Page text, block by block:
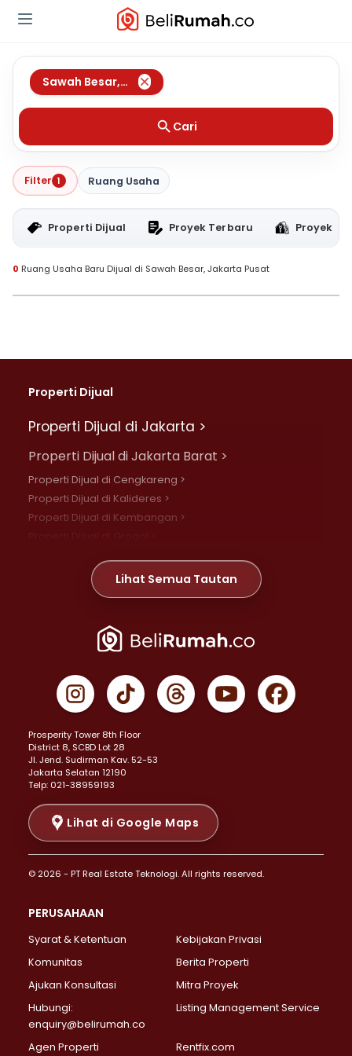
Sawah Besar, Jakarta Pusat
Cari
Filter 1 Ruang Usaha
Properti Dijual Proyek Terbaru Proyek
0 Ruang Usaha Baru Dijual di Sawah Besar, Jakarta Pusat
Properti Dijual
Properti Dijual di Jakarta >
Properti Dijual di Jakarta Barat >
Properti Dijual di Cengkareng >
Properti Dijual di Kalideres >
Properti Dijual di Kembangan >
Properti Dijual di Meruya >
Properti Dijual di Jelambar >
Properti Dijual di Jakarta Pusat >
Properti Dijual di Gambir >
Properti Dijual di Johar Baru >
Properti Dijual di Menteng >
Properti Dijual di Senen >
Properti Dijual di Tanah Abang >
Properti Dijual di Cikini >
Properti Dijual di Kramat >
Properti Dijual di Pasar Baru >
Properti Dijual di Bendungan Hilir >
Properti Dijual di Jakarta Selatan >
Properti Dijual di Lebak Bulus >
Properti Dijual di Gandaria Selatan >
Properti Dijual di Pondok Labu >
Properti Dijual di Lenteng Agung >
Properti Dijual di Senayan >
Properti Dijual di Pondok Pinang >
Lihat Semua Tautan
Prosperity Tower 8th Floor
District 8, SCBD Lot 28
JI. Jend. Sudirman Kav. 52-53
Jakarta Selatan 12190
Telp: 021-38959193
Lihat di Google Maps
© 2026 - PT Real Estate Teknologi. All rights reserved.
PERUSAHAAN
Syarat & Ketentuan
Kebijakan Privasi
Komunitas
Berita Properti
Ajukan Konsultasi
Mitra Proyek
Hubungi:
enquiry@belirumah.co
Listing Management Service
Agen Properti Rentfix.com